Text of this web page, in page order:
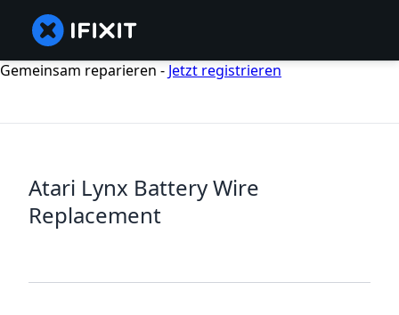
Gemeinsam reparieren - Jetzt registrieren
Atari Lynx Battery Wire
Replacement